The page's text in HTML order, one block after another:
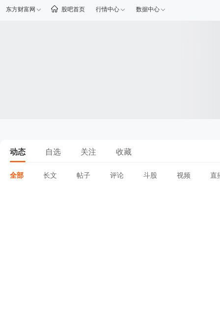
东方财富网 股吧首页 行情中心 数据中心
动态 自选 关注 收藏
全部 长文 帖子 评论 斗股 视频 直